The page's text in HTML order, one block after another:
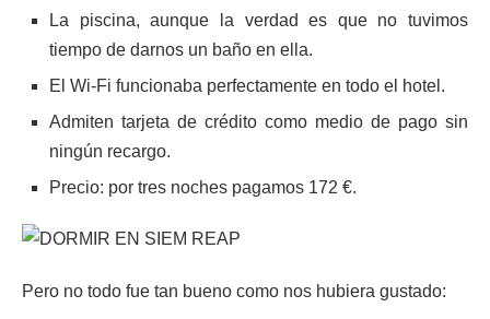
La piscina, aunque la verdad es que no tuvimos
tiempo de darnos un baño en ella.
El Wi-Fi funcionaba perfectamente en todo el hotel.
Admiten tarjeta de crédito como medio de pago sin
ningún recargo.
Precio: por tres noches pagamos 172 €.
Pero no todo fue tan bueno como nos hubiera gustado: